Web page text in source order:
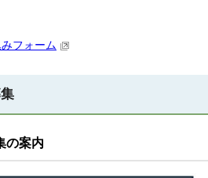
フォーム
の案内